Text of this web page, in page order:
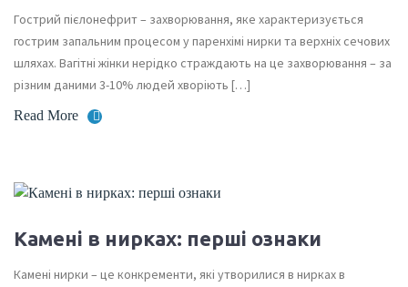
Гострий пієлонефрит – захворювання, яке характеризується
гострим запальним процесом у паренхімі нирки та верхніх сечових
шляхах. Вагітні жінки нерідко страждають на це захворювання – за
різним даними 3-10% людей хворіють […]
Read More
Камені в нирках: перші ознаки
Камені нирки – це конкременти, які утворилися в нирках в